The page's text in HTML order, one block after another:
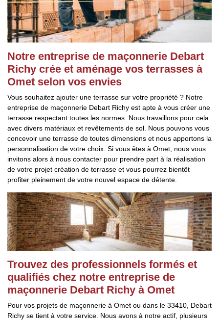
Notre entreprise de maçonnerie Debart
Richy crée et aménage vos terrasses à
Omet selon vos envies
Vous souhaitez ajouter une terrasse sur votre propriété ? Notre
entreprise de maçonnerie Debart Richy est apte à vous créer une
terrasse respectant toutes les normes. Nous travaillons pour cela
avec divers matériaux et revêtements de sol. Nous pouvons vous
concevoir une terrasse de toutes dimensions et nous apportons la
personnalisation de votre choix. Si vous êtes à Omet, nous vous
invitons alors à nous contacter pour prendre part à la réalisation
de votre projet création de terrasse et vous pourrez bientôt
profiter pleinement de votre nouvel espace de détente.
Trouvez des professionnels formés et
qualifiés chez notre entreprise de
maçonnerie Debart Richy à Omet
Pour vos projets de maçonnerie à Omet ou dans le 33410, Debart
Richy se tient à votre service. Nous avons à notre actif, plusieurs